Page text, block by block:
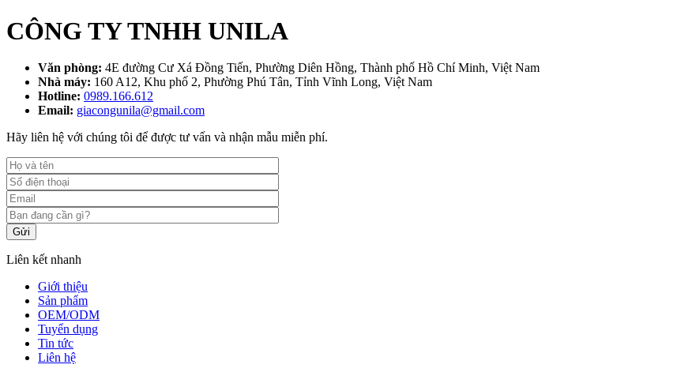
CÔNG TY TNHH UNILA
Văn phòng: 4E đường Cư Xá Đồng Tiến, Phường Diên Hồng, Thành phố Hồ Chí Minh, Việt Nam
Nhà máy: 160 A12, Khu phố 2, Phường Phú Tân, Tỉnh Vĩnh Long, Việt Nam
Hotline: 0989.166.612
Email: giacongunila@gmail.com
Hãy liên hệ với chúng tôi để được tư vấn và nhận mẫu miễn phí.
Gửi
Liên kết nhanh
Giới thiệu
Sản phẩm
OEM/ODM
Tuyển dụng
Tin tức
Liên hệ